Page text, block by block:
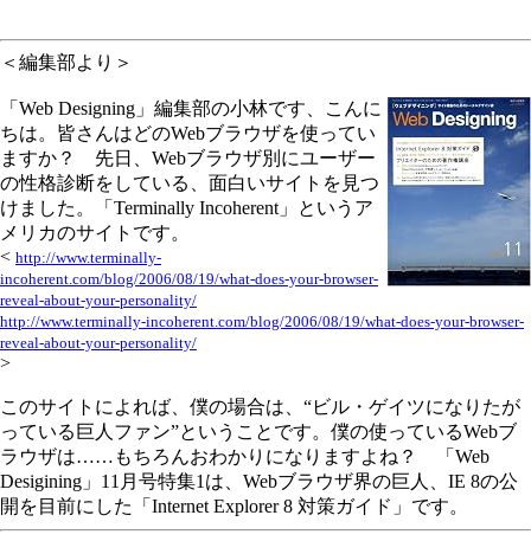
＜編集部より＞
「Web Designing」編集部の小林です、こんに
ちは。皆さんはどのWebブラウザを使ってい
ますか？ 先日、Webブラウザ別にユーザー
の性格診断をしている、面白いサイトを見つ
けました。「Terminally Incoherent」というア
メリカのサイトです。
< http://www.terminally-
incoherent.com/blog/2006/08/19/what-does-your-browser-
reveal-about-your-personality/
http://www.terminally-incoherent.com/blog/2006/08/19/what-does-your-browser-
reveal-about-your-personality/
>
このサイトによれば、僕の場合は、“ビル・ゲイツになりたが
っている巨人ファン”ということです。僕の使っているWebブ
ラウザは……もちろんおわかりになりますよね？ 「Web
Desigining」11月号特集1は、Webブラウザ界の巨人、IE 8の公
開を目前にした「Internet Explorer 8 対策ガイド」です。